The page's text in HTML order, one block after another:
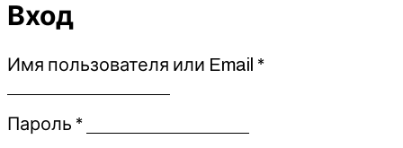
Вход
Имя пользователя или Email *Обязательно
Пароль *Обязательно